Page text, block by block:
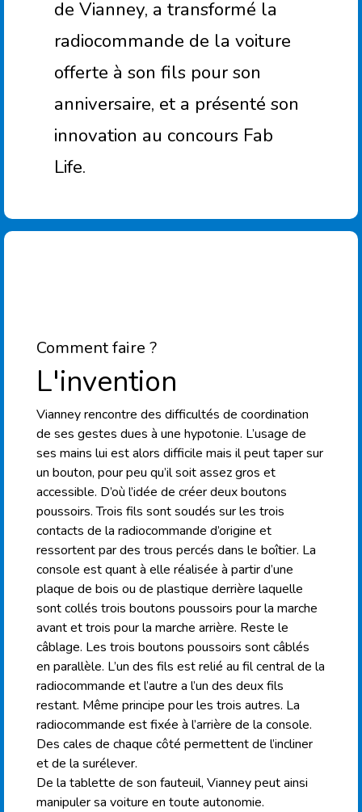
de Vianney, a transformé la
radiocommande de la voiture
offerte à son fils pour son
anniversaire, et a présenté son
innovation au concours Fab
Life.
Comment faire ?
L'invention
Vianney rencontre des difficultés de coordination
de ses gestes dues à une hypotonie. L’usage de
ses mains lui est alors difficile mais il peut taper sur
un bouton, pour peu qu’il soit assez gros et
accessible. D’où l’idée de créer deux boutons
poussoirs. Trois fils sont soudés sur les trois
contacts de la radiocommande d’origine et
ressortent par des trous percés dans le boîtier. La
console est quant à elle réalisée à partir d’une
plaque de bois ou de plastique derrière laquelle
sont collés trois boutons poussoirs pour la marche
avant et trois pour la marche arrière. Reste le
câblage. Les trois boutons poussoirs sont câblés
en parallèle. L’un des fils est relié au fil central de la
radiocommande et l’autre a l’un des deux fils
restant. Même principe pour les trois autres. La
radiocommande est fixée à l’arrière de la console.
Des cales de chaque côté permettent de l’incliner
et de la surélever.
De la tablette de son fauteuil, Vianney peut ainsi
manipuler sa voiture en toute autonomie.